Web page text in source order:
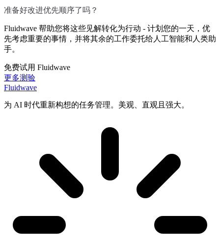
准备好改进优先顺序了吗？
Fluidwave 帮助您将这些见解转化为行动 - 计划您的一天，优
先考虑重要的事情，并将其余的工作委托给人工智能和人类助
手。
免费试用 Fluidwave
更多测验
Fluidwave
为 AI 时代重新构想的任务管理。美观、直观且强大。